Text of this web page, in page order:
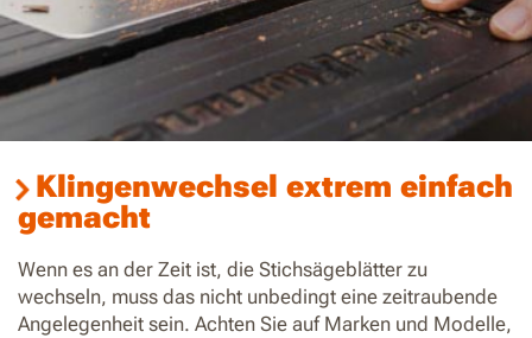
Klingenwechsel extrem einfach
gemacht
Wenn es an der Zeit ist, die Stichsägeblätter zu
wechseln, muss das nicht unbedingt eine zeitraubende
Angelegenheit sein. Achten Sie auf Marken und Modelle,